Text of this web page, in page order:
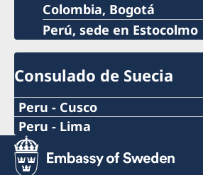
Colombia, Bogotá
Perú, sede en Estocolmo
Consulado de Suecia
Peru - Cusco
Consulado Honorario de Suecia
Peru - Lima
Consulado Honorario de Suecia